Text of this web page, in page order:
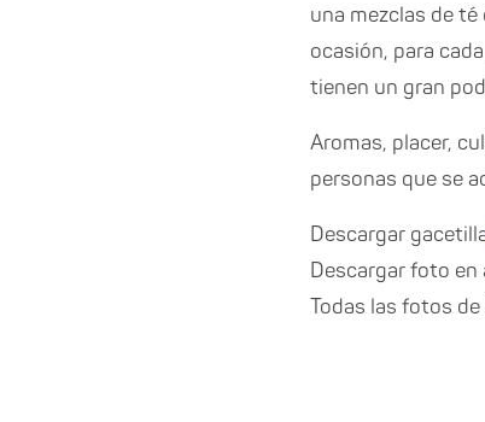
una mezclas de
ocasión, para
tienen un gran
Aromas, placer,
personas que se
Descargar
Descargar foto en
Todas las fotos